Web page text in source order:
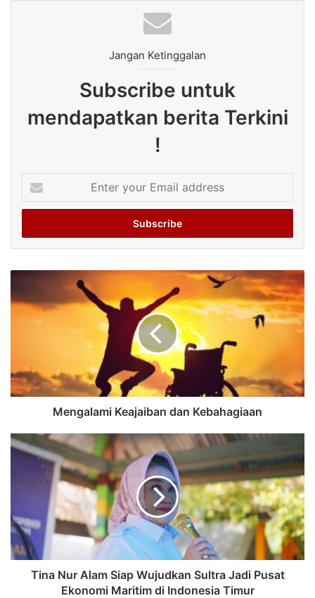
Jangan Ketinggalan
Subscribe untuk
mendapatkan berita Terkini
!
your
Email
Mengalami Keajaiban dan Kebahagiaan
Tina Nur Alam Siap Wujudkan Sultra Jadi Pusat
Ekonomi Maritim di Indonesia Timur